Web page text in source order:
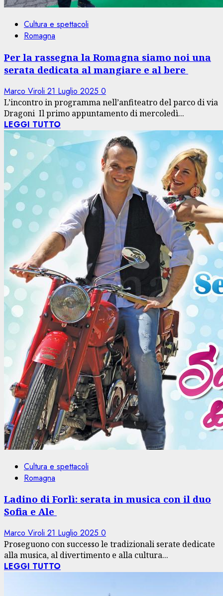
Cultura e spettacoli
Romagna
Per la rassegna la Romagna siamo noi una
serata dedicata al mangiare e al bere
Marco Viroli 21 Luglio 2025 0
L’incontro in programma nell’anfiteatro del parco di via
Dragoni Il primo appuntamento di mercoledì...
LEGGI TUTTO
Cultura e spettacoli
Romagna
Ladino di Forlì: serata in musica con il duo
Sofia e Ale
Marco Viroli 21 Luglio 2025 0
Proseguono con successo le tradizionali serate dedicate
alla musica, al divertimento e alla cultura...
LEGGI TUTTO